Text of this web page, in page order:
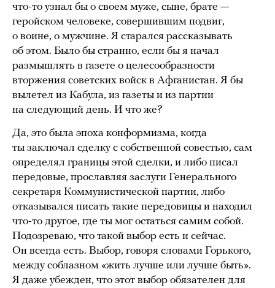
что-то узнал бы о своем муже, сыне, брате —
геройском человеке, совершившим подвиг,
о воине, о мужчине. Я старался рассказывать
об этом. Было бы странно, если бы я начал
размышлять в газете о целесообразности
вторжения советских войск в Афганистан. Я бы
вылетел из Кабула, из газеты и из партии
на следующий день. И что же?
Да, это была эпоха конформизма, когда
ты заключал сделку с собственной совестью, сам
определял границы этой сделки, и либо писал
передовые, прославляя заслуги Генерального
секретаря Коммунистической партии, либо
отказывался писать такие передовицы и находил
что-то другое, где ты мог остаться самим собой.
Подозреваю, что такой выбор есть и сейчас.
Он всегда есть. Выбор, говоря словами Горького,
между соблазном «жить лучше или лучше быть».
Я даже убежден, что этот выбор обязателен для